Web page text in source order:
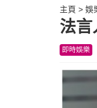
主頁 娛
法言
即時娛樂